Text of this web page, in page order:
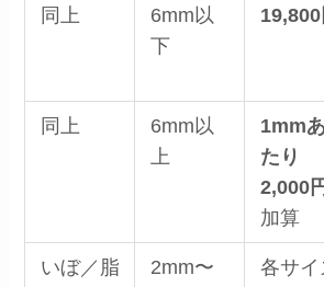
同上
6mm以
下
19,800
同上
6mm以
上
1mmあ
たり
2,000
加算
いぼ／脂
2mm〜
各サイ